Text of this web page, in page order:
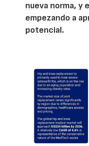
nueva norma, y
empezando a
potencial.